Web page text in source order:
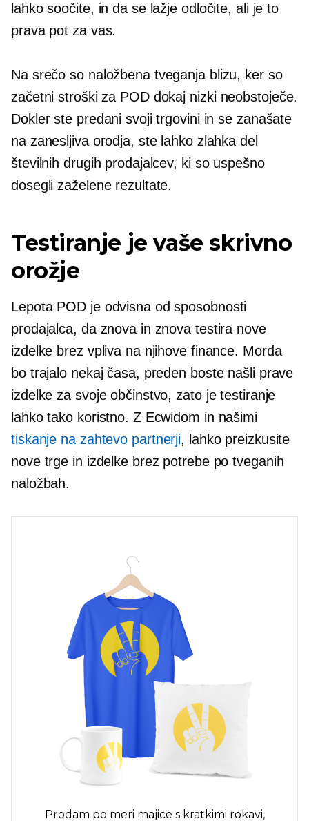
lahko soočite, in da se lažje odločite, ali je to
prava pot za vas.
Na srečo so naložbena tveganja blizu, ker so
začetni stroški za POD dokaj nizki neobstoječe.
Dokler ste predani svoji trgovini in se zanašate
na zanesljiva orodja, ste lahko zlahka del
številnih drugih prodajalcev, ki so uspešno
dosegli zaželene rezultate.
Testiranje je vaše skrivno
orožje
Lepota POD je odvisna od sposobnosti
prodajalca, da znova in znova testira nove
izdelke brez vpliva na njihove finance. Morda
bo trajalo nekaj časa, preden boste našli prave
izdelke za svoje občinstvo, zato je testiranje
lahko tako koristno. Z Ecwidom in našimi
tiskanje na zahtevo partnerji, lahko preizkusite
nove trge in izdelke brez potrebe po tveganih
naložbah.
Prodam po meri majice s kratkimi rokavi,